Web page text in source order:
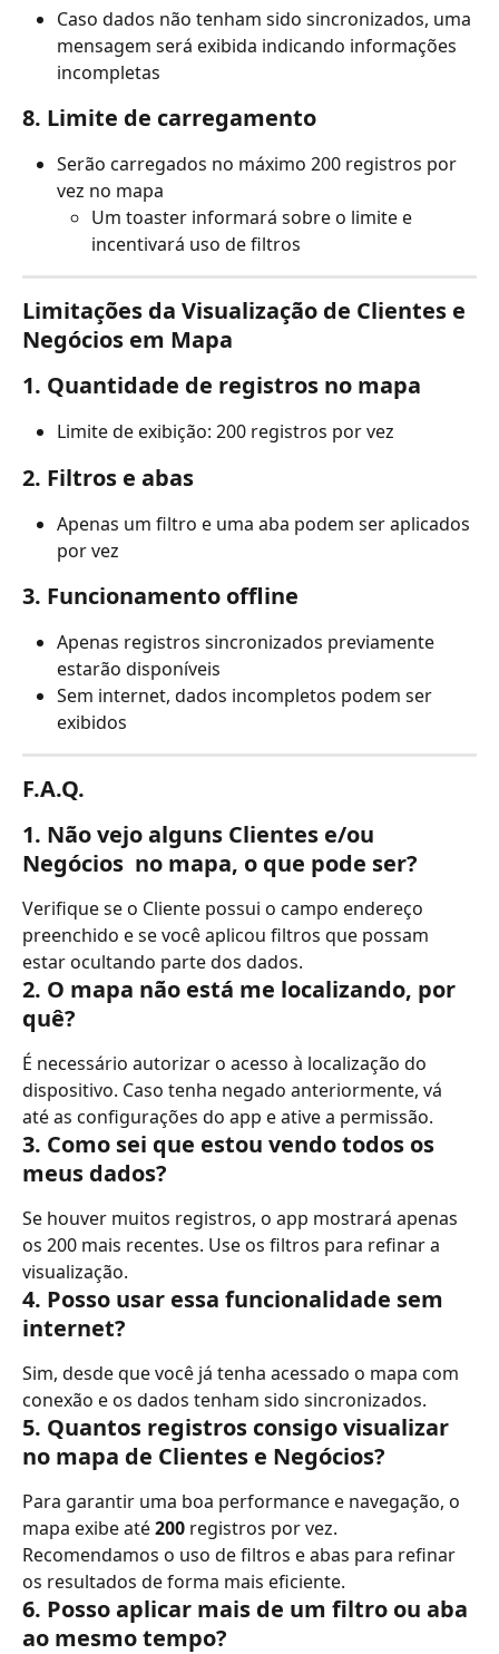
Caso dados não tenham sido sincronizados, uma
mensagem será exibida indicando informações
incompletas
8. Limite de carregamento
Serão carregados no máximo 200 registros por
vez no mapa
Um toaster informará sobre o limite e
incentivará uso de filtros
Limitações da Visualização de Clientes e
Negócios em Mapa
1. Quantidade de registros no mapa
Limite de exibição: 200 registros por vez
2. Filtros e abas
Apenas um filtro e uma aba podem ser aplicados
por vez
3. Funcionamento offline
Apenas registros sincronizados previamente
estarão disponíveis
Sem internet, dados incompletos podem ser
exibidos
F.A.Q.
1. Não vejo alguns Clientes e/ou
Negócios  no mapa, o que pode ser?
Verifique se o Cliente possui o campo endereço
preenchido e se você aplicou filtros que possam
estar ocultando parte dos dados.
2. O mapa não está me localizando, por
quê?
É necessário autorizar o acesso à localização do
dispositivo. Caso tenha negado anteriormente, vá
até as configurações do app e ative a permissão.
3. Como sei que estou vendo todos os
meus dados?
Se houver muitos registros, o app mostrará apenas
os 200 mais recentes. Use os filtros para refinar a
visualização.
4. Posso usar essa funcionalidade sem
internet?
Sim, desde que você já tenha acessado o mapa com
conexão e os dados tenham sido sincronizados.
5. Quantos registros consigo visualizar
no mapa de Clientes e Negócios?
Para garantir uma boa performance e navegação, o
mapa exibe até 200 registros por vez.
Recomendamos o uso de filtros e abas para refinar
os resultados de forma mais eficiente.
6. Posso aplicar mais de um filtro ou aba
ao mesmo tempo?